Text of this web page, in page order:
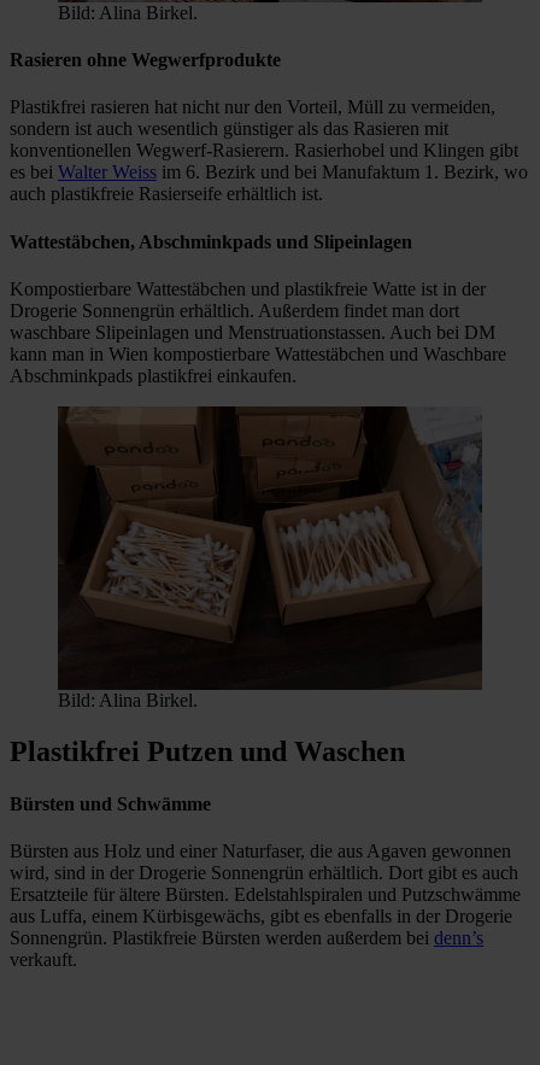
Bild: Alina Birkel.
Rasieren ohne Wegwerfprodukte
Plastikfrei rasieren hat nicht nur den Vorteil, Müll zu vermeiden,
sondern ist auch wesentlich günstiger als das Rasieren mit
konventionellen Wegwerf-Rasierern. Rasierhobel und Klingen gibt
es bei Walter Weiss im 6. Bezirk und bei Manufaktum 1. Bezirk, wo
auch plastikfreie Rasierseife erhältlich ist.
Wattestäbchen, Abschminkpads und Slipeinlagen
Kompostierbare Wattestäbchen und plastikfreie Watte ist in der
Drogerie Sonnengrün erhältlich. Außerdem findet man dort
waschbare Slipeinlagen und Menstruationstassen. Auch bei DM
kann man in Wien kompostierbare Wattestäbchen und Waschbare
Abschminkpads plastikfrei einkaufen.
Bild: Alina Birkel.
Plastikfrei Putzen und Waschen
Bürsten und Schwämme
Bürsten aus Holz und einer Naturfaser, die aus Agaven gewonnen
wird, sind in der Drogerie Sonnengrün erhältlich. Dort gibt es auch
Ersatzteile für ältere Bürsten. Edelstahlspiralen und Putzschwämme
aus Luffa, einem Kürbisgewächs, gibt es ebenfalls in der Drogerie
Sonnengrün. Plastikfreie Bürsten werden außerdem bei denn’s
verkauft.